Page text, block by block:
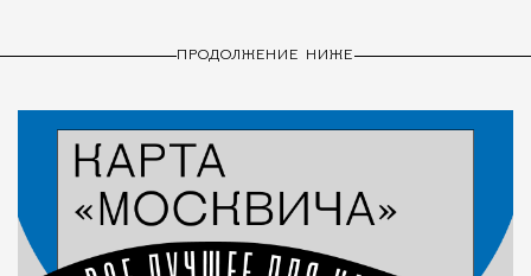
ПРОДОЛЖЕНИЕ НИЖЕ